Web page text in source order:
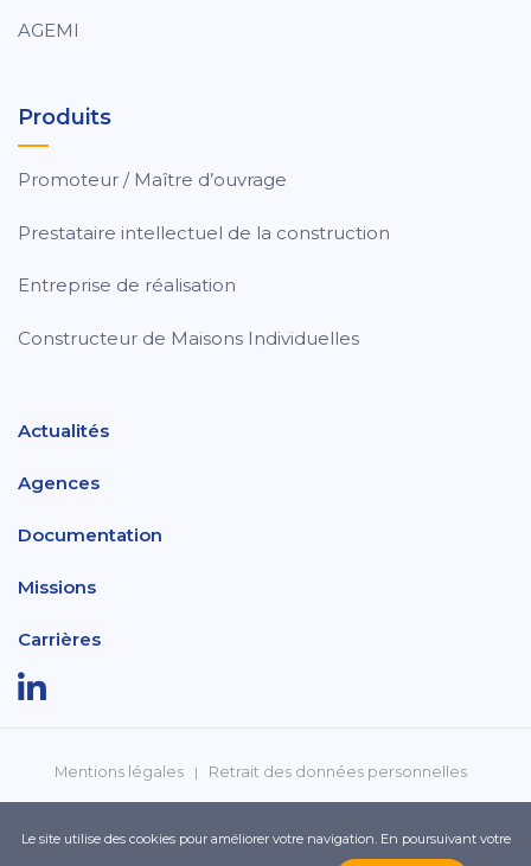
AGEMI
Produits
Promoteur / Maître d’ouvrage
Prestataire intellectuel de la construction
Entreprise de réalisation
Constructeur de Maisons Individuelles
Actualités
Agences
Documentation
Missions
Carrières
Mentions légales Retrait des données personnelles
Le site utilise des cookies pour améliorer votre navigation. En poursuivant votre